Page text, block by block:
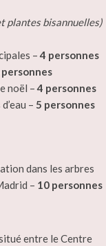
plantes bisannuelles)
–4 personnes
personnes
noël –4 personnes
– 5 personnes
dans les arbres
– 10 personnes
entre le Centre